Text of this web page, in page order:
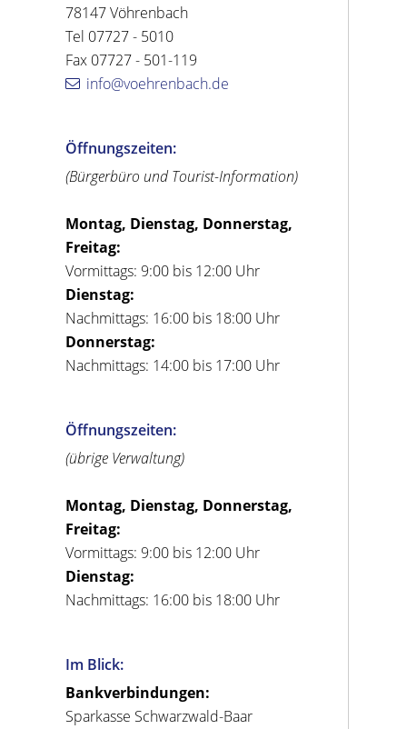
78147 Vöhrenbach
Tel 07727 - 5010
Fax 07727 - 501-119
info@voehrenbach.de
Öffnungszeiten:
(Bürgerbüro und Tourist-Information)
Montag, Dienstag, Donnerstag,
Freitag:
Vormittags: 9:00 bis 12:00 Uhr
Dienstag:
Nachmittags: 16:00 bis 18:00 Uhr
Donnerstag:
Nachmittags: 14:00 bis 17:00 Uhr
Öffnungszeiten:
(übrige Verwaltung)
Montag, Dienstag, Donnerstag,
Freitag:
Vormittags: 9:00 bis 12:00 Uhr
Dienstag:
Nachmittags: 16:00 bis 18:00 Uhr
Im Blick:
Bankverbindungen:
Sparkasse Schwarzwald-Baar